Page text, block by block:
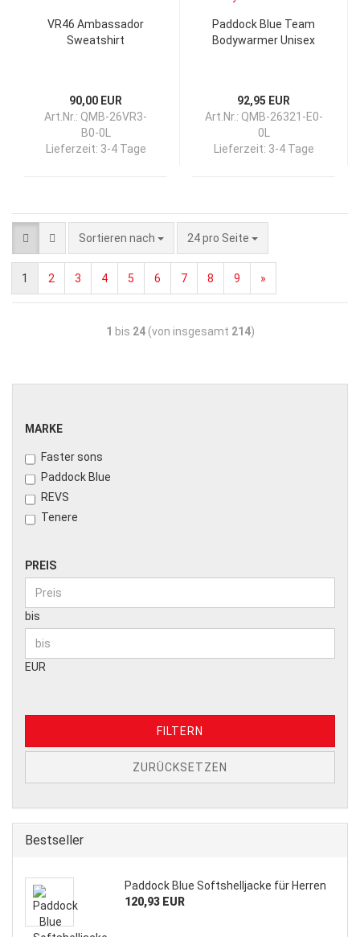
VR46 Ambassador
Sweatshirt
90,00 EUR
Art.Nr.: QMB-26VR3-
B0-0L
Lieferzeit: 3-4 Tage
Paddock Blue Team
Bodywarmer Unisex
92,95 EUR
Art.Nr.: QMB-26321-E0-
0L
Lieferzeit: 3-4 Tage
Sortieren nach 24 pro Seite
1 2 3 4 5 6 7 8 9 »
1 bis 24(von insgesamt 214)
MARKE
Faster sons
Paddock Blue
REVS
Tenere
PREIS
bis
EUR
FILTERN
ZURÜCKSETZEN
Bestseller
Paddock Blue Softshelljacke für Herren
120,93 EUR